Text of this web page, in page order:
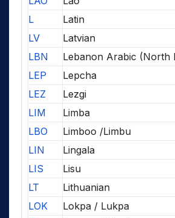
L
Latin
LV
Latvian
LBN
Lebanon Arabic (North
LEP
Lepcha
LEZ
Lezgi
LIM
Limba
LBO
Limboo /Limbu
LIN
Lingala
LIS
Lisu
LT
Lithuanian
LOK
Lokpa / Lukpa